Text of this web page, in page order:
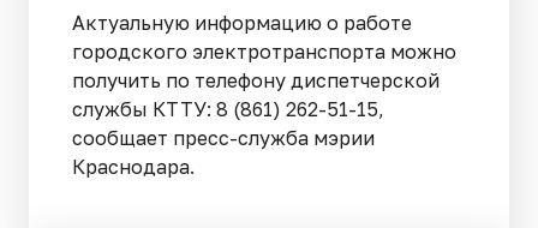
Актуальную информацию о работе
городского электротранспорта можно
получить по телефону диспетчерской
службы КТТУ: 8 (861) 262-51-15,
сообщает пресс-служба мэрии
Краснодара.